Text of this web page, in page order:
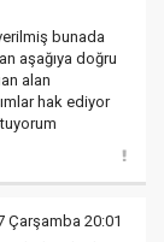
bunada
aşağıya doğru
alan
hak ediyor
Çarşamba 20:01